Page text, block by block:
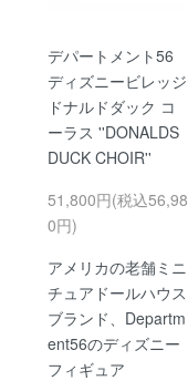
デパートメント56
ディズニービレッジ
ドナルドダック コ
ーラス ''DONALDS
DUCK CHOIR''
51,800円(税込56,98
0円)
アメリカの老舗ミニ
チュアドールハウス
ブランド、Departm
ent56のディズニー
フィギュア